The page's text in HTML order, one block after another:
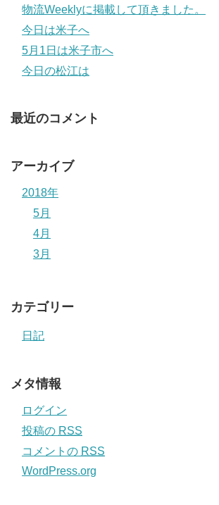
物流Weeklyに掲載して頂きました。
今日は米子へ
5月1日は米子市へ
今日の松江は
最近のコメント
アーカイブ
2018年
5月
4月
3月
カテゴリー
日記
メタ情報
ログイン
投稿の RSS
コメントの RSS
WordPress.org